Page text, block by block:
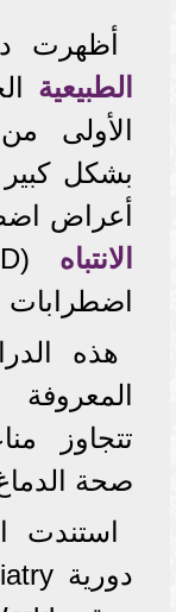
أظهرت
الطبيعية
الأولى
بشكل
أعراض
الانتباه
اضطرابات
هذه
تتجاوز
صحة
استندت